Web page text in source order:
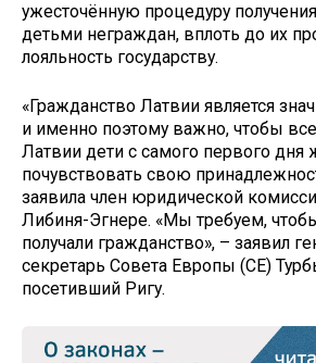
ужесточённую процедуру
детьми неграждан, вплоть до их
лояльность государству.
«Гражданство Латвии является
и именно поэтому важно, чтобы
Латвии дети с самого первого дня
почувствовать свою
заявила член юридической
Либиня-Эгнере. «Мы требуем,
получали гражданство», – заявил
секретарь Совета Европы (СЕ)
посетивший Ригу.